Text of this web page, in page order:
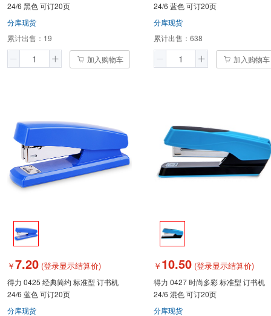
24/6 黑色 可订20页
分库现货
累计出售： 19
加入购物车
24/6 蓝色 可订20页
分库现货
累计出售： 638
加入购物车
￥7.20 (登录显示结算价)
得力 0425 经典简约 标准型 订书机
24/6 蓝色 可订20页
分库现货
￥ 10.50 (登录显示结算价)
得力 0427 时尚多彩 标准型 订书机
24/6 混色 可订20页
分库现货